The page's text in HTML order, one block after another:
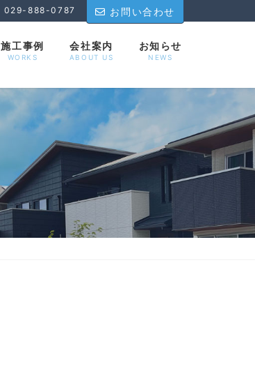
029-888-0787 お問い合わせ
施工事例
WORKS
会社案内
ABOUT US
お知らせ
NEWS